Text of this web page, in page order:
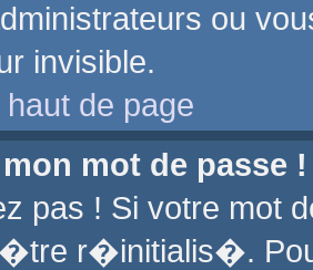
ou
invisible.
de page
mot de passe !
pas ! Si votre
r�initialis�.